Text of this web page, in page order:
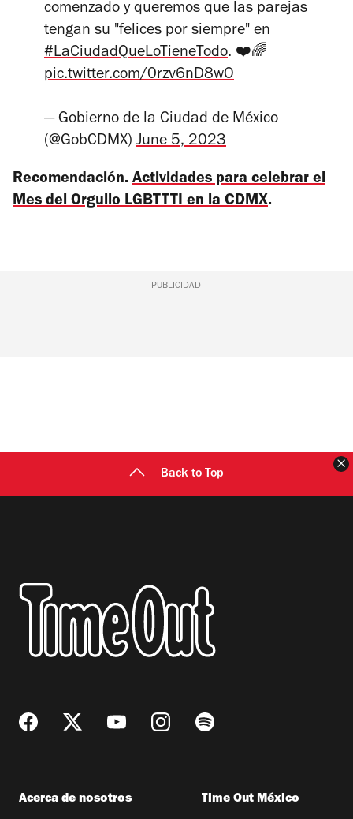
comenzado y queremos que las parejas
tengan su "felices por siempre" en
#LaCiudadQueLoTieneTodo. ❤️🌈
pic.twitter.com/0rzv6nD8wO
— Gobierno de la Ciudad de México
(@GobCDMX) June 5, 2023
Recomendación. Actividades para celebrar el
Mes del Orgullo LGBTTTI en la CDMX.
PUBLICIDAD
Back to Top
Acerca de nosotros Time Out México